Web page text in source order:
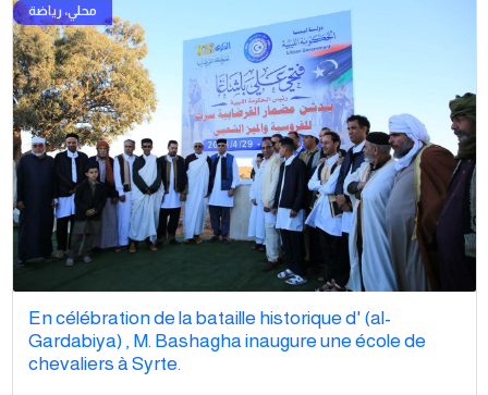
En célébration de la bataille historique d' (al-
Gardabiya) , M. Bashagha inaugure une école de
chevaliers à Syrte.